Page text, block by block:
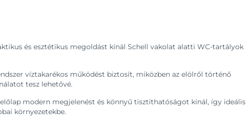
és esztétikus megoldást kínál Schell vakolat alatti WC-tartályok
víztakarékos működést biztosít, miközben az elölről történő
tesz lehetővé.
modern megjelenést és könnyű tisztíthatóságot kínál, így ideális
környezetekbe.